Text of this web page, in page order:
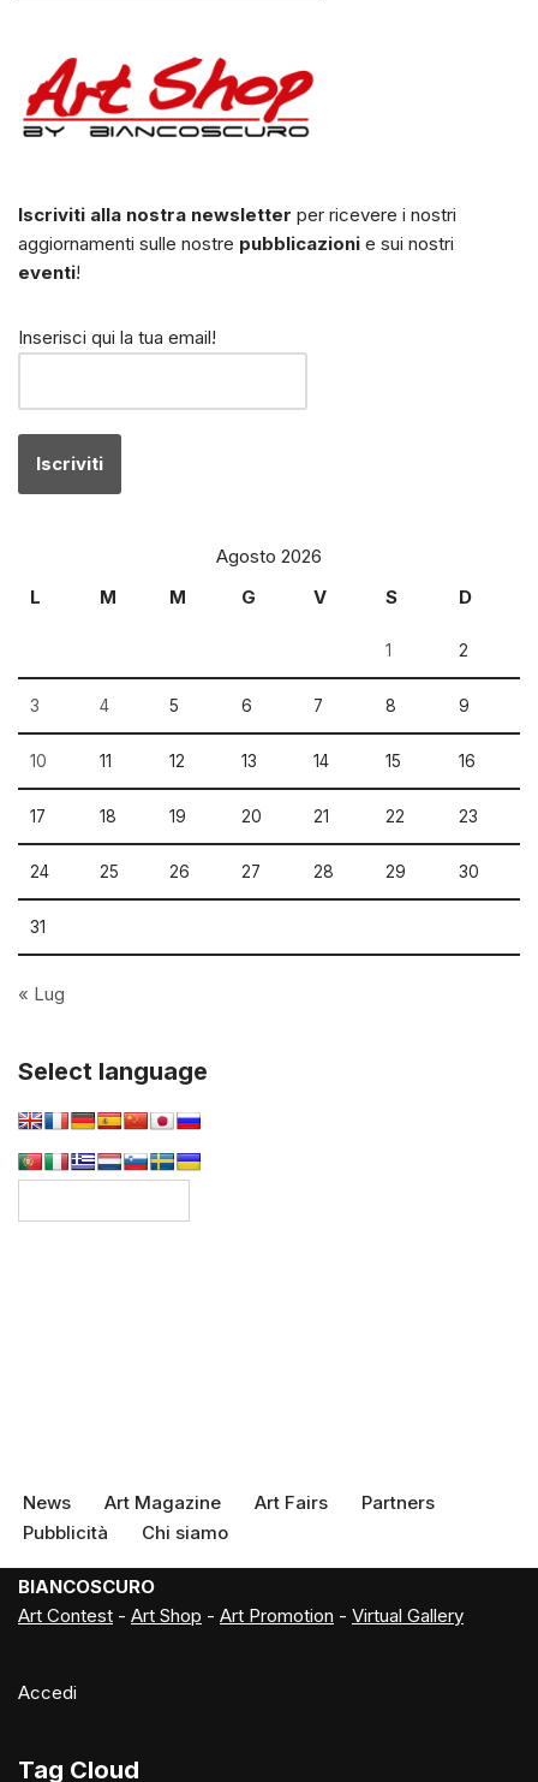
Iscriviti alla nostra newsletter per ricevere i nostri
aggiornamenti sulle nostre pubblicazioni e sui nostri
eventi!
Inserisci qui la tua email!
Agosto 2026
L
M M G V S D
1 2
3 4 5 6 7 8 9
10 11 12 13 14 15 16
17 18 19 20 21 22 23
24 25 26 27 28 29 30
31
« Lug
Select language
News Art Magazine Art Fairs
Partners
Pubblicità
Chi siamo
BIANCOSCURO
Art Contest - Art Shop - Art Promotion - Virtual Gallery
Accedi
Tag Cloud